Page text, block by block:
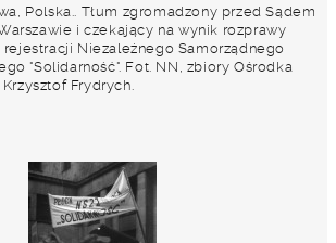
Polska.. Tłum zgromadzony przed Sądem
i czekający na wynik rozprawy
Niezależnego Samorządnego
"Solidarność". Fot. NN, zbiory Ośrodka
Frydrych.